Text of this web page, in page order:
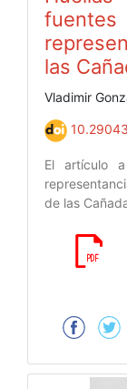
las
Vladimir
El artículo
de las